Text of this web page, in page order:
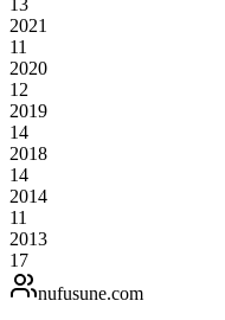
13
2021
11
2020
12
2019
14
2018
14
2014
11
2013
17
nufusune.com